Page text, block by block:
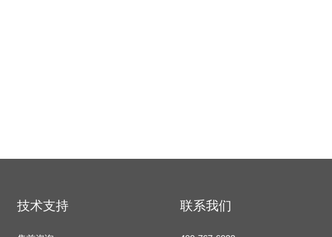
技术支持 联系我们